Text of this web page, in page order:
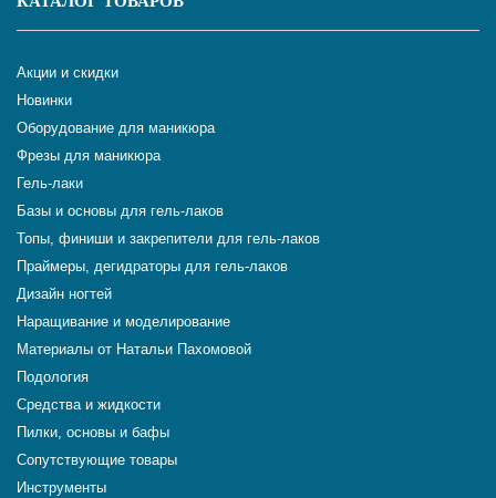
Акции и скидки
Новинки
Оборудование для маникюра
Фрезы для маникюра
Гель-лаки
Базы и основы для гель-лаков
Топы, финиши и закрепители для гель-лаков
Праймеры, дегидраторы для гель-лаков
Дизайн ногтей
Наращивание и моделирование
Материалы от Натальи Пахомовой
Подология
Средства и жидкости
Пилки, основы и бафы
Сопутствующие товары
Инструменты